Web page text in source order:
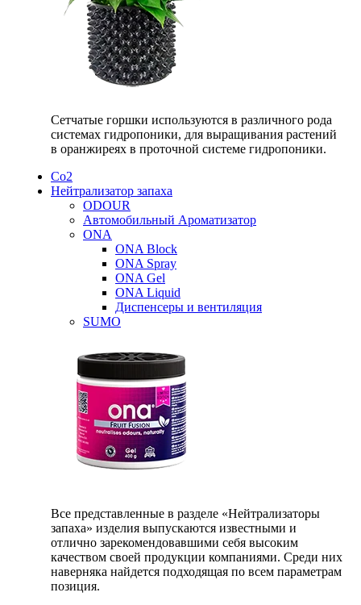
Сетчатые горшки используются в различного рода
системах гидропоники, для выращивания растений
в оранжиреях в проточной системе гидропоники.
Со2
Нейтрализатор запаха
ODOUR
Автомобильный Ароматизатор
ONA
ONA Block
ONA Spray
ONA Gel
ONA Liquid
Диспенсеры и вентиляция
SUMO
Все представленные в разделе «Нейтрализаторы
запаха» изделия выпускаются известными и
отлично зарекомендовавшими себя высоким
качеством своей продукции компаниями. Среди них
наверняка найдется подходящая по всем параметрам
позиция.